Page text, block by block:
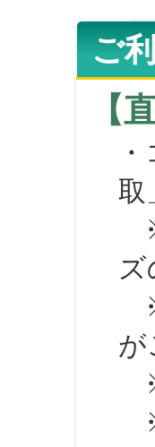
ご
【
・
取
※
※
が
※
※